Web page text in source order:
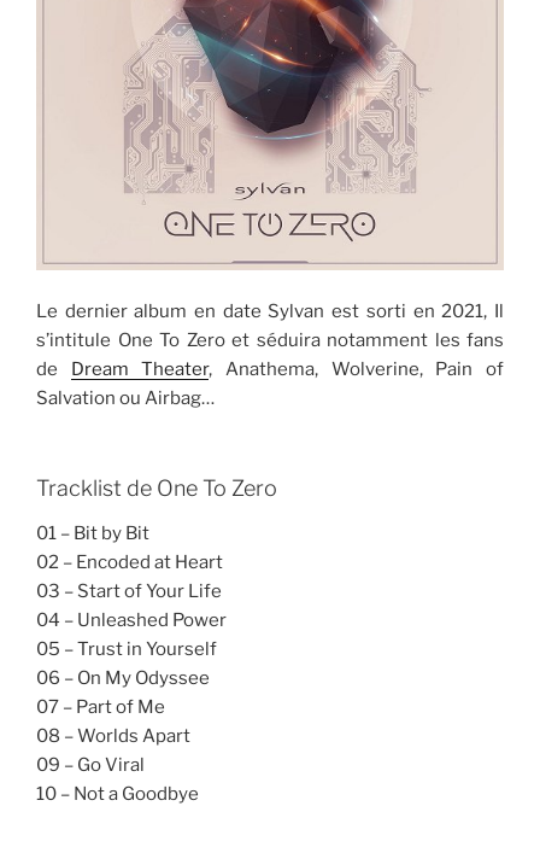
Le dernier album en date Sylvan est sorti en 2021, Il
s’intitule One To Zero et séduira notamment les fans
de Dream Theater, Anathema, Wolverine, Pain of
Salvation ou Airbag…
Tracklist de One To Zero
01 – Bit by Bit
02 – Encoded at Heart
03 – Start of Your Life
04 – Unleashed Power
05 – Trust in Yourself
06 – On My Odyssee
07 – Part of Me
08 – Worlds Apart
09 – Go Viral
10 – Not a Goodbye